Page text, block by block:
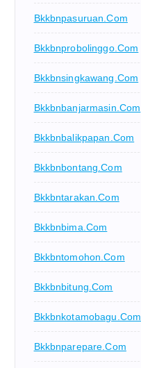
Bkkbnpasuruan.com
Bkkbnprobolinggo.com
Bkkbnsingkawang.com
Bkkbnbanjarmasin.com
Bkkbnbalikpapan.com
Bkkbnbontang.com
Bkkbntarakan.com
Bkkbnbima.com
Bkkbntomohon.com
Bkkbnbitung.com
Bkkbnkotamobagu.com
Bkkbnparepare.com